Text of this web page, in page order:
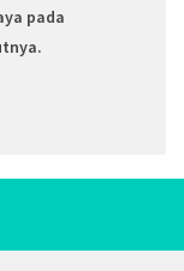
pada